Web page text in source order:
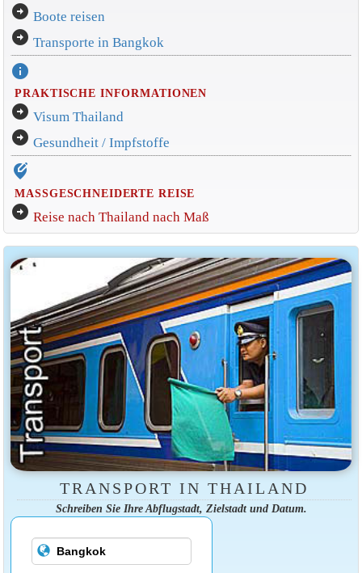
arrow_circle_right Boote reisen
arrow_circle_right Transporte in Bangkok
info
PRAKTISCHE INFORMATIONEN
arrow_circle_right Visum Thailand
arrow_circle_right Gesundheit / Impfstoffe
edit_location_alt
MASSGESCHNEIDERTE REISE
arrow_circle_right Reise nach Thailand nach Maß
TRANSPORT IN THAILAND
Schreiben Sie Ihre Abflugstadt, Zielstadt und Datum.